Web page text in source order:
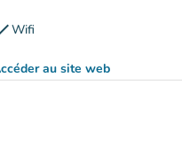
Wifi
au site web
(nouvel onglet)